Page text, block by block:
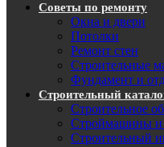
Советы по ремонту
Окна и двери
Потолки
Ремонт стен
Строительные
Фундамент и
Строительный
Строительное
Строймашины и
Строительный